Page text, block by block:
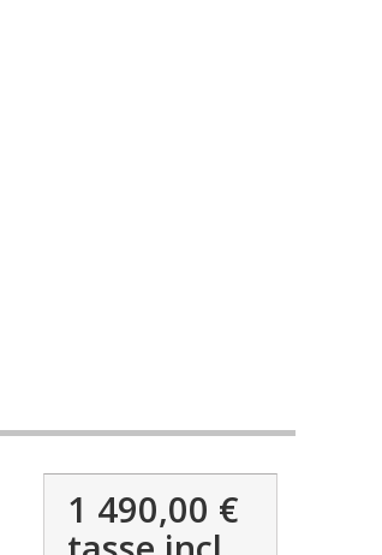
1 490,00 €